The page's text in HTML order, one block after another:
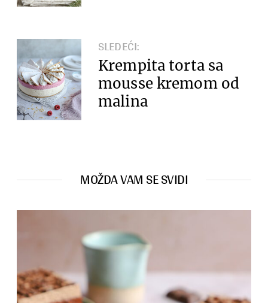
SLEDEĆI:
Krempita torta sa
mousse kremom od
malina
MOŽDA VAM SE SVIDI